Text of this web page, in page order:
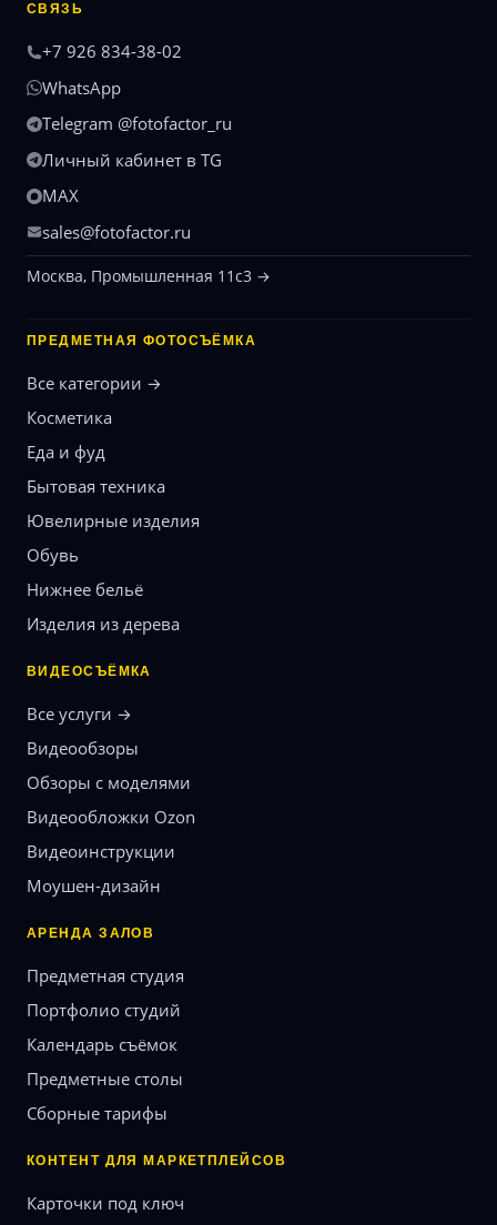
СВЯЗЬ
+7 926 834-38-02
WhatsApp
Telegram @fotofactor_ru
Личный кабинет в TG
MAX
sales@fotofactor.ru
Москва, Промышленная 11с3 →
ПРЕДМЕТНАЯ ФОТОСЪЁМКА
Все категории →
Косметика
Еда и фуд
Бытовая техника
Ювелирные изделия
Обувь
Нижнее бельё
Изделия из дерева
ВИДЕОСЪЁМКА
Все услуги →
Видеообзоры
Обзоры с моделями
Видеообложки Ozon
Видеоинструкции
Моушен-дизайн
АРЕНДА ЗАЛОВ
Предметная студия
Портфолио студий
Календарь съёмок
Предметные столы
Сборные тарифы
КОНТЕНТ ДЛЯ МАРКЕТПЛЕЙСОВ
Карточки под ключ